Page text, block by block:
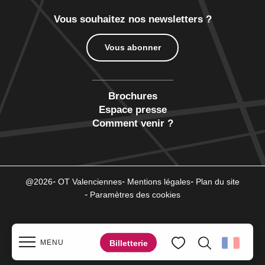
MENU Billetterie
Recherche
Vous souhaitez nos newsletters ?
Vous abonner
Brochures
Espace presse
Comment venir ?
@2026 OT Valenciennes Mentions légales
Plan du site
Paramètres des cookies